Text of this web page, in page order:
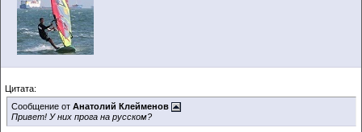
Цитата:
Сообщение от Анатолий Клейменов
Привет! У них прога на русском?